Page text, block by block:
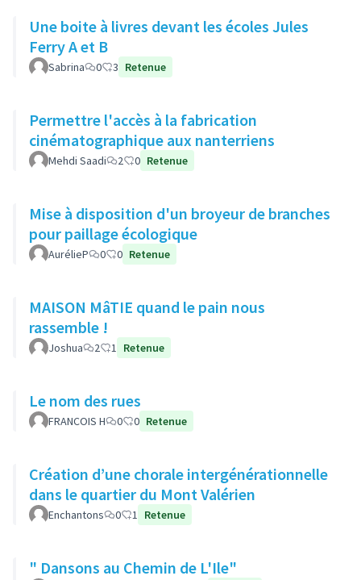
Une boite à livres devant les écoles Jules
Ferry A et B
Sabrina 0 3 Retenue
Permettre l'accès à la fabrication
cinématographique aux nanterriens
Mehdi Saadi 2 0 Retenue
Mise à disposition d'un broyeur de branches
pour paillage écologique
AurélieP 0 0 Retenue
MAISON MâTIE quand le pain nous
rassemble !
Joshua 2 1 Retenue
Le nom des rues
FRANCOIS H 0 0 Retenue
Création d’une chorale intergénérationnelle
dans le quartier du Mont Valérien
Enchantons 0 1 Retenue
" Dansons au Chemin de L'Ile"